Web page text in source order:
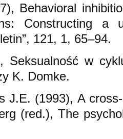
Behavioral
Constructing a
121, 1, 65–94.
Seksualność w
K. Domke.
J.E. (1993), A
(red.), The